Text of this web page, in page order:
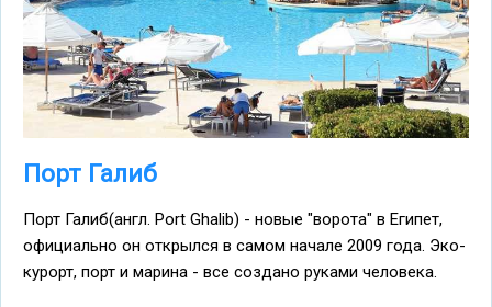
Порт Галиб
Порт Галиб(англ. Port Ghalib) - новые "ворота" в Египет,
официально он открылся в самом начале 2009 года. Эко-
курорт, порт и марина - все создано руками человека.